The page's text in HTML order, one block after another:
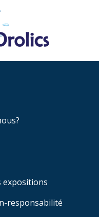
expositions
responsabilité